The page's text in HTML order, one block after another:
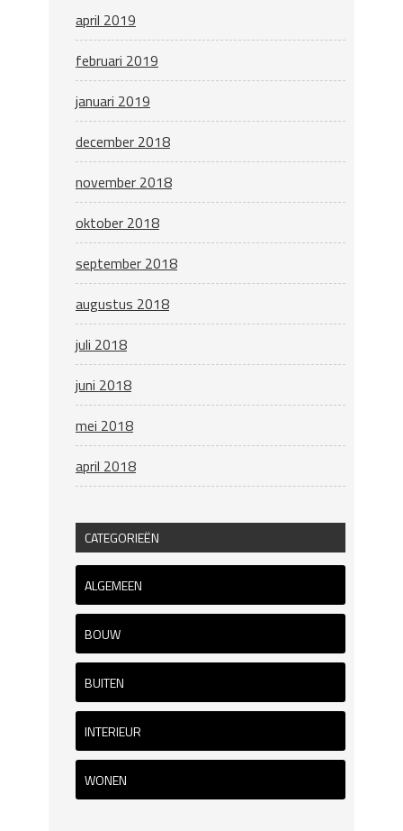
april 2019
februari 2019
januari 2019
december 2018
november 2018
oktober 2018
september 2018
augustus 2018
juli 2018
juni 2018
mei 2018
april 2018
CATEGORIEËN
ALGEMEEN
BOUW
BUITEN
INTERIEUR
WONEN